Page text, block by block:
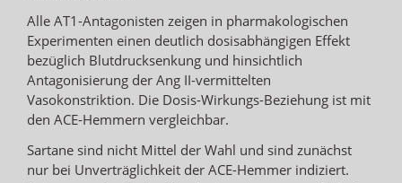
Alle AT1-Antagonisten zeigen in pharmakologischen
Experimenten einen deutlich dosisabhängigen Effekt
bezüglich Blutdrucksenkung und hinsichtlich
Antagonisierung der Ang II-vermittelten
Vasokonstriktion. Die Dosis-Wirkungs-Beziehung ist mit
den ACE-Hemmern vergleichbar.
Sartane sind nicht Mittel der Wahl und sind zunächst
nur bei Unverträglichkeit der ACE-Hemmer indiziert.